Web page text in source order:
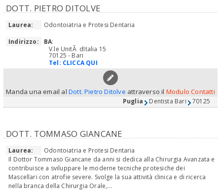
DOTT. PIETRO DITOLVE
Laurea:
Odontoiatria e Protesi Dentaria
Indirizzo:
BA:
V.le UnitÃ dItalia 15
70125 - Bari
Tel: CLICCA QUI
Manda una email al Dott. Pietro Ditolve attraverso il Modulo Contatti
Puglia Dentista Bari 70125
DOTT. TOMMASO GIANCANE
Laurea:
Odontoiatria e Protesi Dentaria
Il Dottor Tommaso Giancane da anni si dedica alla Chirurgia Avanzata e
contribuisce a sviluppare le moderne tecniche protesiche dei
Mascellari con atrofie severe. Svolge la sua attività clinica e di ricerca
nella branca della Chirurgia Orale,...